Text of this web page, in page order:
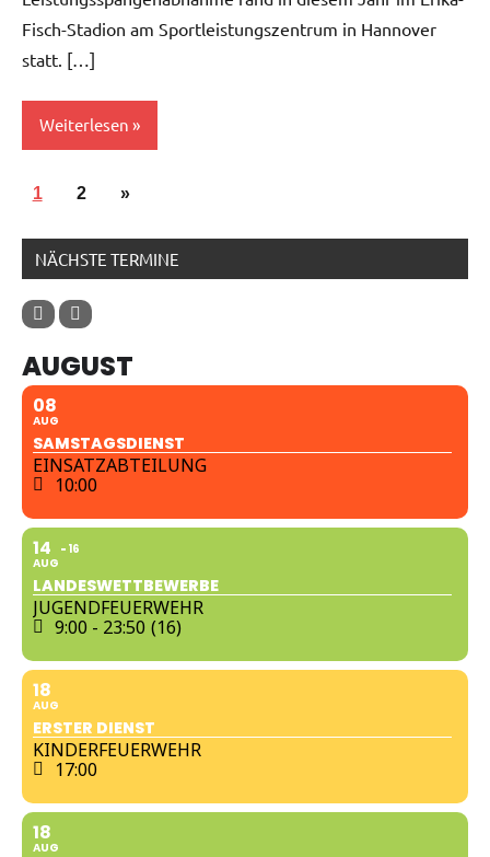
Fisch-Stadion am Sportleistungszentrum in Hannover
statt. […]
Weiterlesen
Allgemein
der
Beiträge
1 2
Nächste
»
NÄCHSTE TERMINE
AUGUST
08
AUG
SAMSTAGSDIENST
EINSATZABTEILUNG
10:00
14
AUG
16
LANDESWETTBEWERBE
JUGENDFEUERWEHR
9:00 - 23:50 (16)
18
AUG
ERSTER DIENST
KINDERFEUERWEHR
17:00
18
AUG